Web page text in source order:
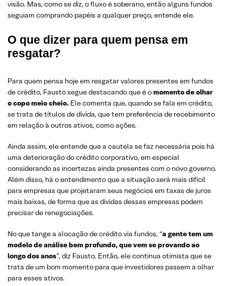
visão. Mas, como se diz, o fluxo é soberano, então alguns fundos
seguiam comprando papéis a qualquer preço, entende ele.
O que dizer para quem pensa em
resgatar?
Para quem pensa hoje em resgatar valores presentes em fundos
de crédito, Fausto segue destacando que é omomento de olhar
o copo meio cheio. Ele comenta que, quando se fala em crédito,
se trata de títulos de dívida, que tem preferência de recebimento
em relação à outros ativos, como ações.
Ainda assim, ele entende que a cautela se faz necessária pois há
uma deterioração do crédito corporativo, em especial
considerando as incertezas ainda presentes com o novo governo.
Além disso, há o entendimento que a situação será mais difícil
para empresas que projetaram seus negócios em taxas de juros
mais baixas, de forma que as dívidas dessas empresas podem
precisar de renegociações.
No que tange a alocação de crédito via fundos, “a gente tem um
modelo de análise bem profundo, que vem se provando ao
longo dos anos”, diz Fausto. Então, ele continua otimista que se
trata de um bom momento para que investidores passem a olhar
para esses ativos.